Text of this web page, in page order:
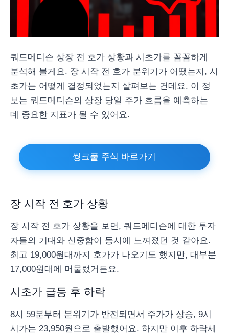
쿼드메디슨 상장 전 호가 상황과 시초가를 꼼꼼하게
분석해 볼게요. 장 시작 전 호가 분위기가 어땠는지, 시
초가는 어떻게 결정되었는지 살펴보는 건데요. 이 정
보는 쿼드메디슨의 상장 당일 주가 흐름을 예측하는
데 중요한 지표가 될 수 있어요.
씽크풀 주식 바로가기
장 시작 전 호가 상황
장 시작 전 호가 상황을 보면, 쿼드메디슨에 대한 투자
자들의 기대와 신중함이 동시에 느껴졌던 것 같아요.
최고 19,000원대까지 호가가 나오기도 했지만, 대부분
17,000원대에 머물렀거든요.
시초가 급등 후 하락
8시 59분부터 분위기가 반전되면서 주가가 상승, 9시
시가는 23,950원으로 출발했어요. 하지만 이후 하락세